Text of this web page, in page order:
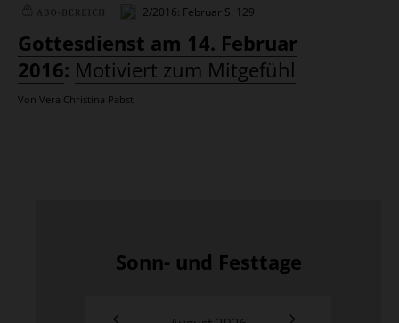
2/2016: Februar S. 129
Gottesdienst am 14. Februar
2016: Motiviert zum Mitgefühl
Von Vera Christina Pabst
Sonn- und Festtage